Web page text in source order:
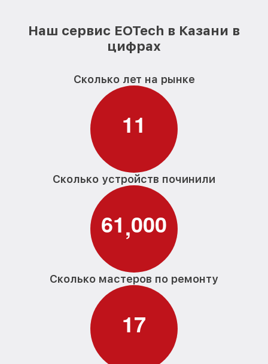
Наш сервис EOTech в Казани в
цифрах
Сколько лет на рынке
11
Сколько устройств починили
61,000
Сколько мастеров по ремонту
17